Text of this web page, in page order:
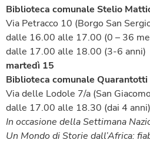
Biblioteca comunale Stelio
Via Petracco 10 (Borgo San
dalle 16.00 alle 17.00 (0 – 36
dalle 17.00 alle 18.00 (3-6 anni)
martedì 15
Biblioteca comunale Quarantotti
Via delle Lodole 7/a (San
dalle 17.00 alle 18.30 (dai 4 anni)
In occasione della Settimana
Un Mondo di Storie dall’Africa: